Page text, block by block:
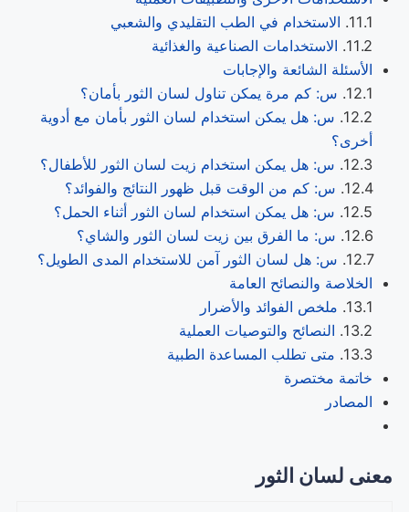
الاستخدام في الطب التقليدي والشعبي
الاستخدامات الصناعية والغذائية
الأسئلة الشائعة والإجابات
س: كم مرة يمكن تناول لسان الثور بأمان؟
س: هل يمكن استخدام لسان الثور بأمان مع أدوية
أخرى؟
س: هل يمكن استخدام زيت لسان الثور للأطفال؟
س: كم من الوقت قبل ظهور النتائج والفوائد؟
س: هل يمكن استخدام لسان الثور أثناء الحمل؟
س: ما الفرق بين زيت لسان الثور والشاي؟
س: هل لسان الثور آمن للاستخدام المدى الطويل؟
الخلاصة والنصائح العامة
ملخص الفوائد والأضرار
النصائح والتوصيات العملية
متى تطلب المساعدة الطبية
خاتمة مختصرة
المصادر
معنى لسان الثور